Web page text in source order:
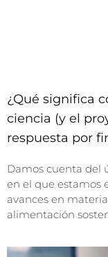
¿Qué significa
ciencia (y el
respuesta por
Damos cuenta del
en el que estamos
avances en
alimentación